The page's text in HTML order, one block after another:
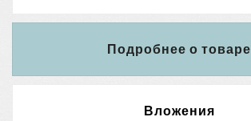
Подробнее о товаре
Вложения